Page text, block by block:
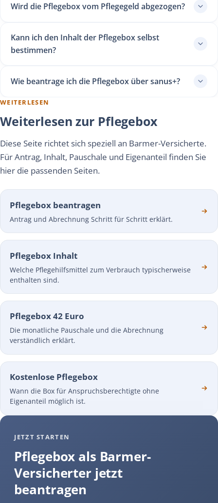
Wird die Pflegebox vom Pflegegeld abgezogen?
Kann ich den Inhalt der Pflegebox selbst
bestimmen?
Wie beantrage ich die Pflegebox über sanus+?
WEITERLESEN
Weiterlesen zur Pflegebox
Diese Seite richtet sich speziell an Barmer-Versicherte.
Für Antrag, Inhalt, Pauschale und Eigenanteil finden Sie
hier die passenden Seiten.
Pflegebox beantragen
Antrag und Abrechnung Schritt für Schritt erklärt.
Pflegebox Inhalt
Welche Pflegehilfsmittel zum Verbrauch typischerweise
enthalten sind.
Pflegebox 42 Euro
Die monatliche Pauschale und die Abrechnung
verständlich erklärt.
Kostenlose Pflegebox
Wann die Box für Anspruchsberechtigte ohne
Eigenanteil möglich ist.
JETZT STARTEN
Pflegebox als Barmer-
Versicherter jetzt
beantragen